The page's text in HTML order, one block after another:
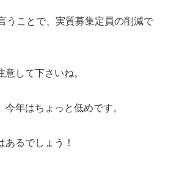
うことで、実質募集定員の削減で
して下さいね。
今年はちょっと低めです。
あるでしょう！